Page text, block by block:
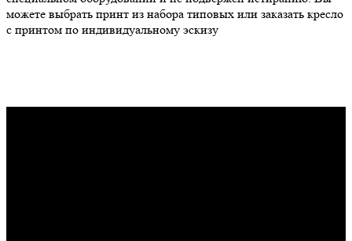
можете выбрать принт из набора типовых или заказать кресло
с принтом по индивидуальному эскизу